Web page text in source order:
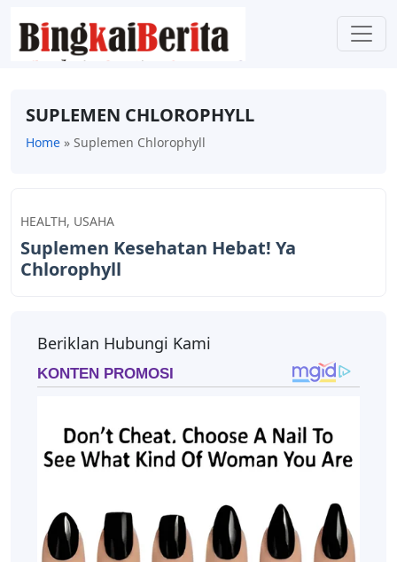
SUPLEMEN CHLOROPHYLL
Home » Suplemen Chlorophyll
HEALTH, USAHA
Suplemen Kesehatan Hebat! Ya
Chlorophyll
Beriklan Hubungi Kami